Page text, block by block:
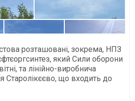
розташовані, зокрема, НПЗ
який Сили оборони
та лінійно-виробнича
Старолікєєво, що входить до